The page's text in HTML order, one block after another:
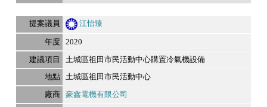
江怡臻
2020
土城區祖田市民活動中心購置冷氣機設備
土城區祖田市民活動中心
豪鑫電機有限公司